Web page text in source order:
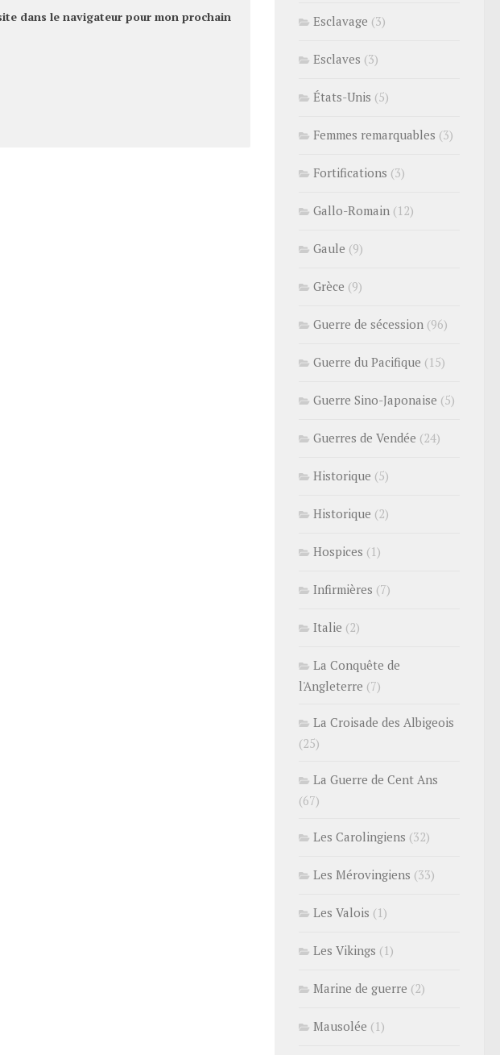
dans le navigateur pour mon prochain
Esclavage (3)
Esclaves (3)
États-Unis (5)
Femmes remarquables (3)
Fortifications (3)
Gallo-Romain (12)
Gaule (9)
Grèce (9)
Guerre de sécession (96)
Guerre du Pacifique (15)
Guerre Sino-Japonaise (5)
Guerres de Vendée (24)
Historique (5)
Historique (2)
Hospices (1)
Infirmières (7)
Italie (2)
La Conquête de
l'Angleterre (7)
La Croisade des Albigeois
(25)
La Guerre de Cent Ans
(67)
Les Carolingiens (32)
Les Mérovingiens (33)
Les Valois (1)
Les Vikings (1)
Marine de guerre (2)
Mausolée (1)